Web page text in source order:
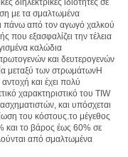
διηλεκτρικές ιδιότητες σε
με τα σμαλτωμένα
πάνω από τον αγωγό χαλκού
που εξασφαλίζει την τέλεια
καλώδια
και δευτερογενών
μεταξύ των στρωμάτωνΗ
και έχει πολύ
χαρακτηριστικό του TIW
και υπόσχεται
του κόστους.το μέγεθος
και το βάρος έως 60% σε
από σμαλτωμένα